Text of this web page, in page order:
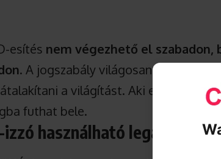
esítés nem végezhető el szabadon,
. A jogszabály világosan
a világítást. Aki ezt nem
futhat bele.
használható legálisan?